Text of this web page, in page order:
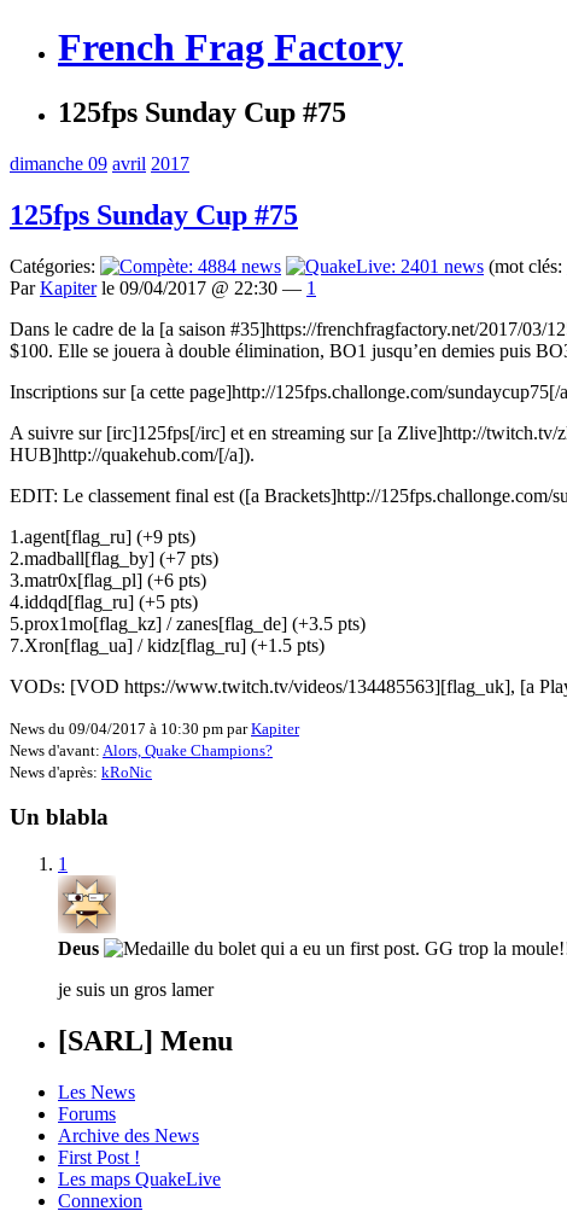
French Frag Factory
125fps Sunday Cup #75
dimanche 09 avril 2017
125fps Sunday Cup #75
Catégories: (mot clés:
ParKapiterle 09/04/2017 @ 22:30 — 1
Dans le cadre de la [a saison #35]https://frenchfragfactory.net/2017/03/
$100. Elle se jouera à double élimination, BO1 jusqu’en demies puis
Inscriptions sur [a cette page]http://125fps.challonge.com/
A suivre sur [irc]125fps[/irc] et en streaming sur [a Zlive]http://
HUB]http://quakehub.com/[/a]).
EDIT: Le classement final est ([a Brackets]http://125fps.challonge.com/
1.agent[flag_ru] (+9 pts)
2.madball[flag_by] (+7 pts)
3.matr0x[flag_pl] (+6 pts)
4.iddqd[flag_ru] (+5 pts)
5.prox1mo[flag_kz] / zanes[flag_de] (+3.5 pts)
7.Xron[flag_ua] / kidz[flag_ru] (+1.5 pts)
VODs: [VOD https://www.twitch.tv/videos/134485563][flag_uk], [a
News du 09/04/2017 à 10:30 pm parKapiter
News d'avant: Alors, Quake Champions?
News d'après: kRoNic
Un blabla
1
Deus
je suis un gros lamer
[SARL] Menu
Les News
Forums
Archive des News
First Post !
Les maps QuakeLive
Connexion